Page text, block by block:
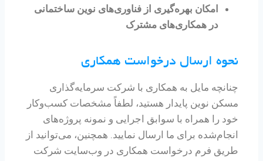
امکان بهره‌گیری از فناوری‌های نوین ساختمانی
در همکاری‌های مشترک
نحوه ارسال درخواست همکاری
چنانچه مایل به همکاری با شرکت سرمایه‌گذاری
مسکن نوین پایدار هستید، لطفاً مشخصات کسب‌وکار
خود را همراه با سوابق اجرایی و نمونه پروژه‌های
انجام‌شده برای ما ارسال نمایید. همچنین، می‌توانید از
طریق فرم درخواست همکاری در وب‌سایت شرکت